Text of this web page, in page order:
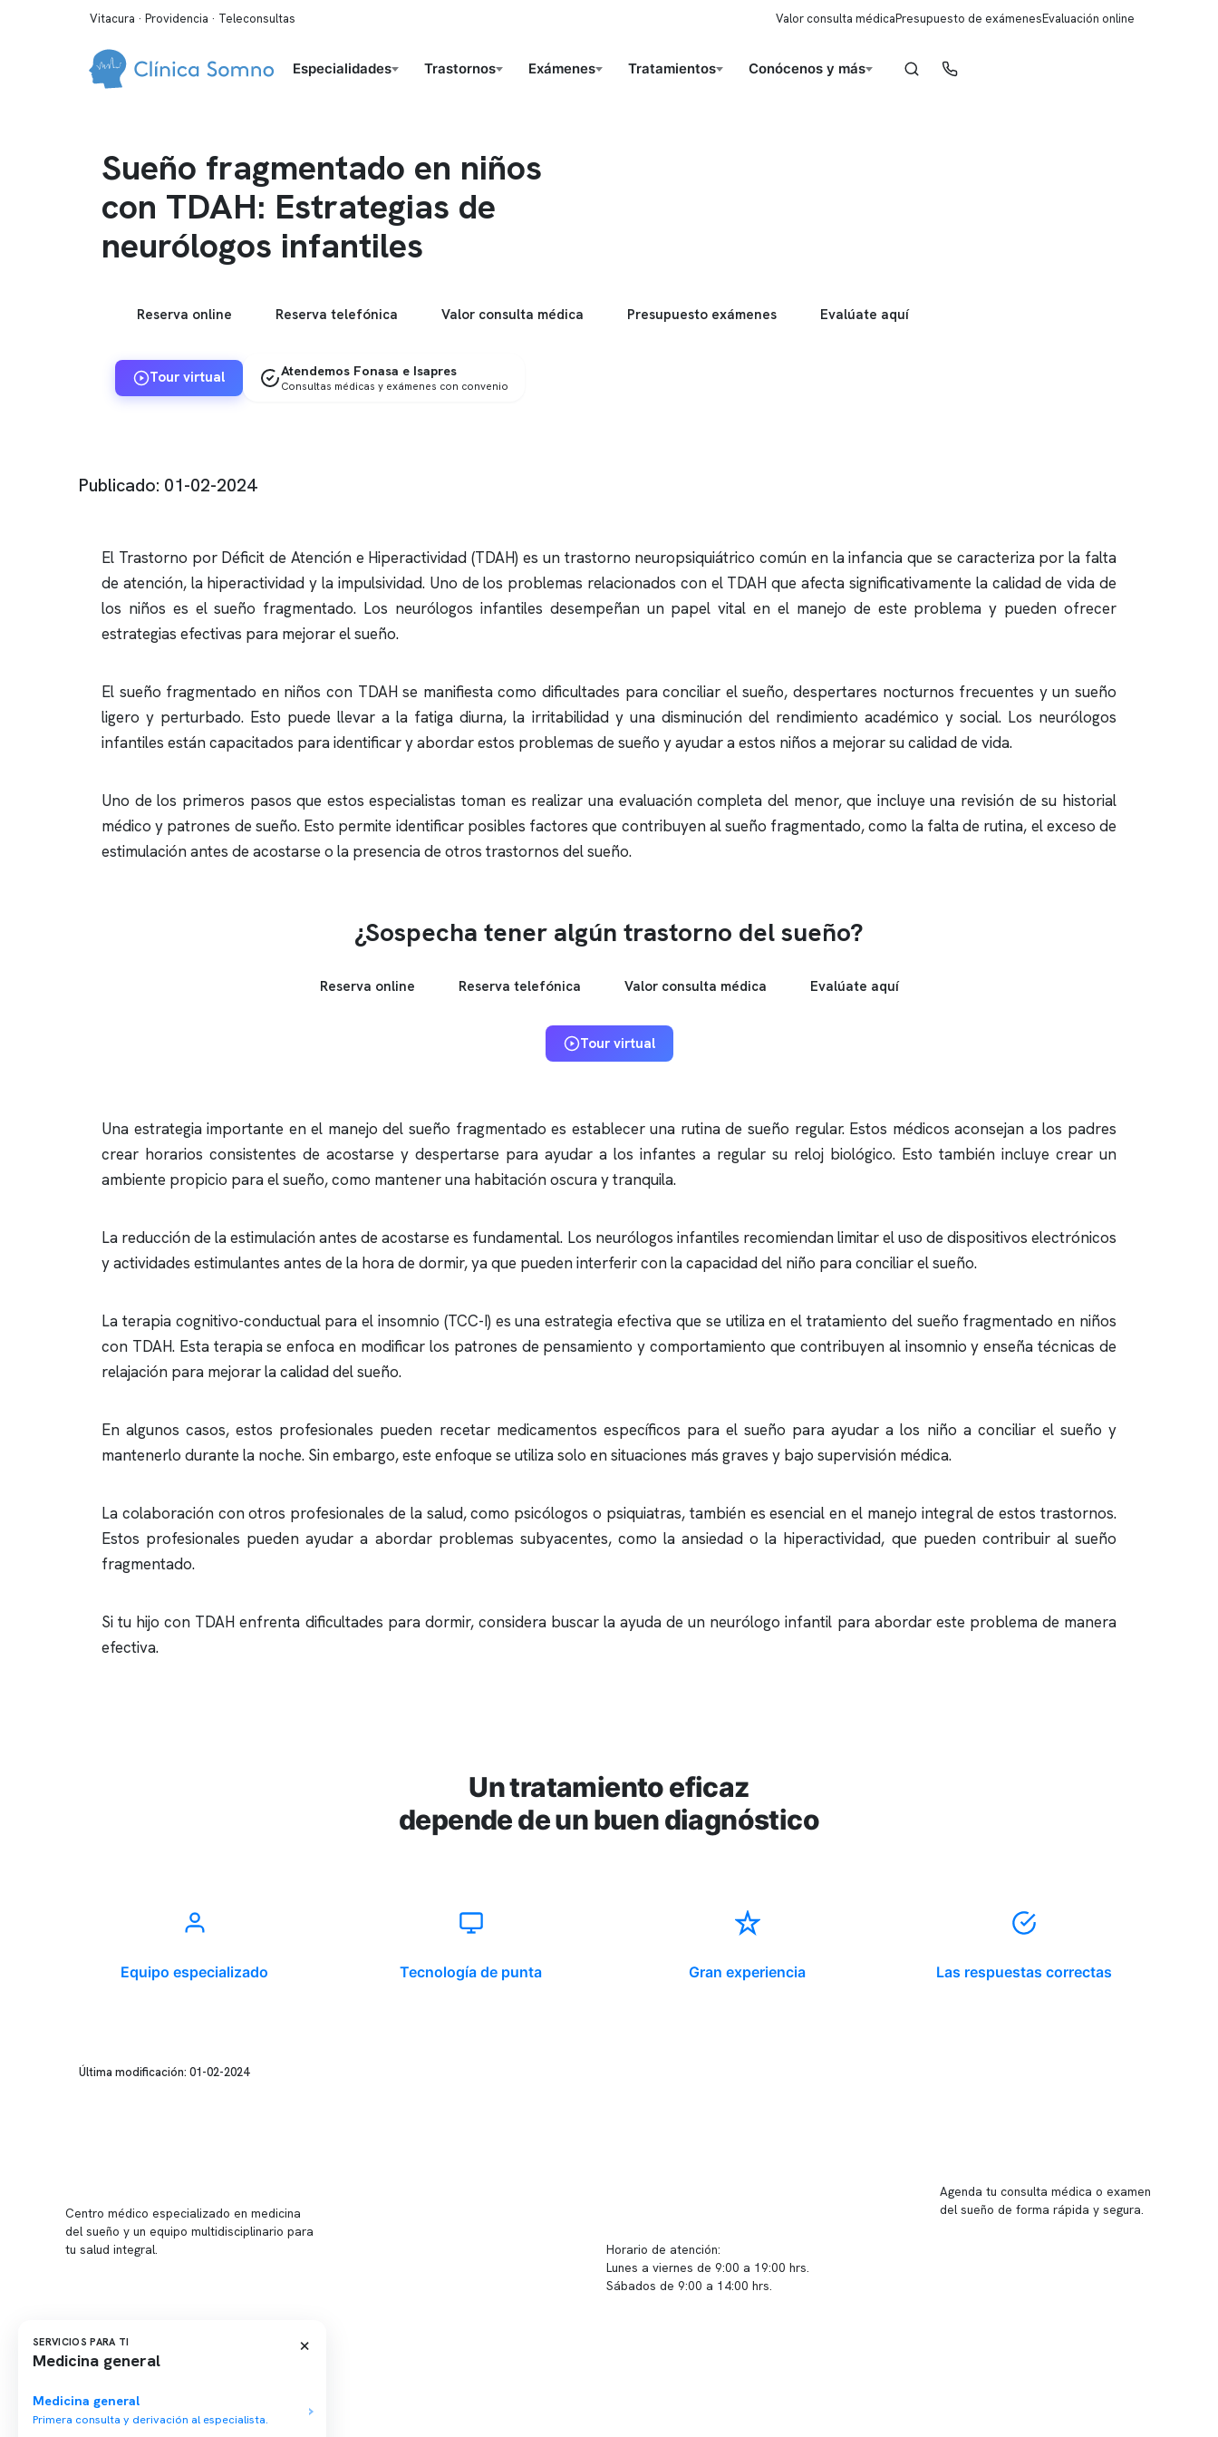
Vitacura · Providencia · Teleconsultas Valor consulta médicaPresupuesto de exámenesEvaluación online
Especialidades Trastornos Exámenes Tratamientos Conócenos y más
Sueño fragmentado en niños
con TDAH: Estrategias de
neurólogos infantiles
Reserva online Reserva telefónica Valor consulta médica Presupuesto exámenes Evalúate aquí
Tour virtual Atendemos Fonasa e Isapres
Consultas médicas y exámenes con convenio
Publicado: 01-02-2024
El Trastorno por Déficit de Atención e Hiperactividad (TDAH) es un trastorno neuropsiquiátrico común en la infancia que se caracteriza por la falta
de atención, la hiperactividad y la impulsividad. Uno de los problemas relacionados con el TDAH que afecta significativamente la calidad de vida de
los niños es el sueño fragmentado. Los neurólogos infantiles desempeñan un papel vital en el manejo de este problema y pueden ofrecer
estrategias efectivas para mejorar el sueño.
El sueño fragmentado en niños con TDAH se manifiesta como dificultades para conciliar el sueño, despertares nocturnos frecuentes y un sueño
ligero y perturbado. Esto puede llevar a la fatiga diurna, la irritabilidad y una disminución del rendimiento académico y social. Los neurólogos
infantiles están capacitados para identificar y abordar estos problemas de sueño y ayudar a estos niños a mejorar su calidad de vida.
Uno de los primeros pasos que estos especialistas toman es realizar una evaluación completa del menor, que incluye una revisión de su historial
médico y patrones de sueño. Esto permite identificar posibles factores que contribuyen al sueño fragmentado, como la falta de rutina, el exceso de
estimulación antes de acostarse o la presencia de otros trastornos del sueño.
¿Sospecha tener algún trastorno del sueño?
Reserva online Reserva telefónica Valor consulta médica Evalúate aquí
Tour virtual
Una estrategia importante en el manejo del sueño fragmentado es establecer una rutina de sueño regular. Estos médicos aconsejan a los padres
crear horarios consistentes de acostarse y despertarse para ayudar a los infantes a regular su reloj biológico. Esto también incluye crear un
ambiente propicio para el sueño, como mantener una habitación oscura y tranquila.
La reducción de la estimulación antes de acostarse es fundamental. Los neurólogos infantiles recomiendan limitar el uso de dispositivos electrónicos
y actividades estimulantes antes de la hora de dormir, ya que pueden interferir con la capacidad del niño para conciliar el sueño.
La terapia cognitivo-conductual para elinsomnio (TCC-I) es una estrategia efectiva que se utiliza en el tratamiento del sueño fragmentado en niños
con TDAH. Esta terapia se enfoca en modificar los patrones de pensamiento y comportamiento que contribuyen al insomnio y enseña técnicas de
relajación para mejorar la calidad del sueño.
En algunos casos, estos profesionales pueden recetar medicamentos específicos para el sueño para ayudar a los niño a conciliar el sueño y
mantenerlo durante la noche. Sin embargo, este enfoque se utiliza solo en situaciones más graves y bajo supervisión médica.
La colaboración con otros profesionales de la salud, como psicólogos o psiquiatras, también es esencial en el manejo integral de estos trastornos.
Estos profesionales pueden ayudar a abordar problemas subyacentes, como la ansiedad o la hiperactividad, que pueden contribuir al sueño
fragmentado.
Si tu hijo con TDAH enfrenta dificultades para dormir, considera buscar la ayuda de un neurólogo infantil para abordar este problema de manera
efectiva.
Un tratamiento eficaz
depende de un buen diagnóstico
Equipo especializado Tecnología de punta Gran experiencia Las respuestas correctas
Última modificación: 01-02-2024
Centro médico especializado en medicina
del sueño y un equipo multidisciplinario para
tu salud integral.
Horario de atención:
Lunes a viernes de 9:00 a 19:00 hrs.
Sábados de 9:00 a 14:00 hrs.
Agenda tu consulta médica o examen
del sueño de forma rápida y segura.
SERVICIOS PARA TI
Medicina general
×
Medicina general
Primera consulta y derivación al especialista.